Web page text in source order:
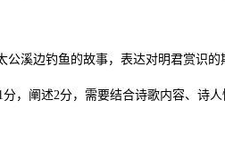
公溪边钓鱼的故事，表达对明君赏识的
分，阐述2分，需要结合诗歌内容、诗人